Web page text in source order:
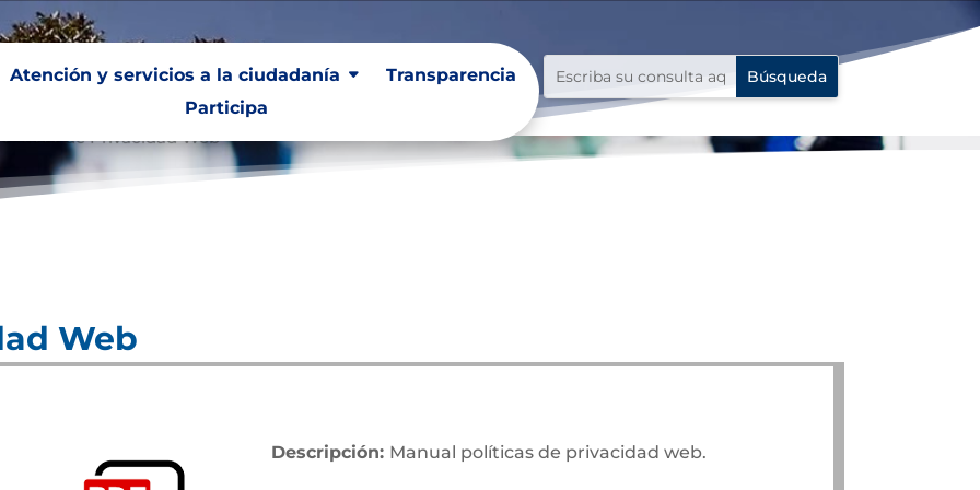
Atención y servicios a la ciudadanía
Transparencia
Participa
Web
Descripción: Manual políticas de privacidad web.